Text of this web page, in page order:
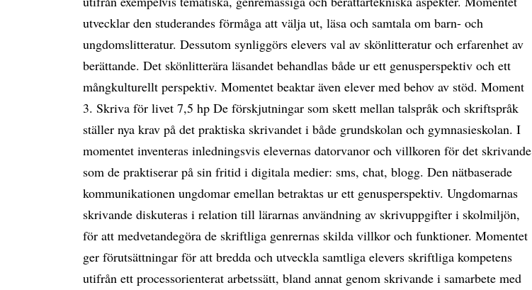
utvecklar den studerandes förmåga att välja ut, läsa och samtala om barn- och
ungdomslitteratur. Dessutom synliggörs elevers val av skönlitteratur och erfarenhet av
berättande. Det skönlitterära läsandet behandlas både ur ett genusperspektiv och ett
mångkulturellt perspektiv. Momentet beaktar även elever med behov av stöd. Moment
3. Skriva för livet 7,5 hp De förskjutningar som skett mellan talspråk och skriftspråk
ställer nya krav på det praktiska skrivandet i både grundskolan och gymnasieskolan. I
momentet inventeras inledningsvis elevernas datorvanor och villkoren för det skrivande
som de praktiserar på sin fritid i digitala medier: sms, chat, blogg. Den nätbaserade
kommunikationen ungdomar emellan betraktas ur ett genusperspektiv. Ungdomarnas
skrivande diskuteras i relation till lärarnas användning av skrivuppgifter i skolmiljön,
för att medvetandegöra de skriftliga genrernas skilda villkor och funktioner. Momentet
ger förutsättningar för att bredda och utveckla samtliga elevers skriftliga kompetens
utifrån ett processorienterat arbetssätt, bland annat genom skrivande i samarbete med